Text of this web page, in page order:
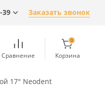
39 Заказать звонок
Сравнение
0
Корзина
17° Neodent